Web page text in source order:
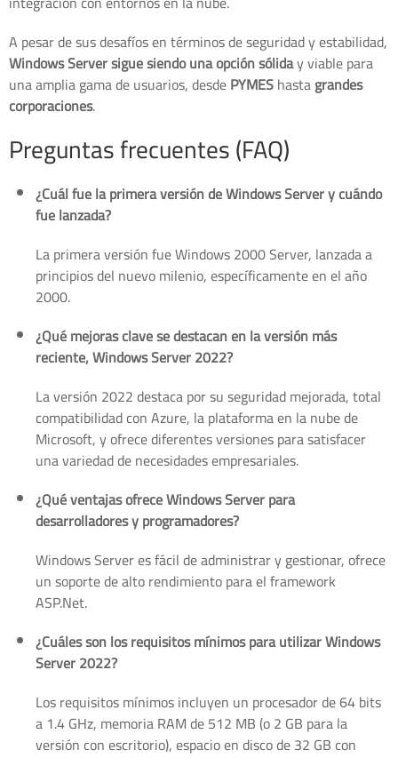
A pesar de sus desafíos en términos de seguridad y estabilidad,
Windows Server sigue siendo una opción sóliday viable para
una amplia gama de usuarios, desdePYMEShastagrandes
corporaciones.
Preguntas frecuentes (FAQ)
¿Cuál fue la primera versión de Windows Server y cuándo
fue lanzada?
La primera versión fue Windows 2000 Server, lanzada a
principios del nuevo milenio, específicamente en el año
2000.
¿Qué mejoras clave se destacan en la versión más
reciente, Windows Server 2022?
La versión 2022 destaca por su seguridad mejorada, total
compatibilidad con Azure, la plataforma en la nube de
Microsoft, y ofrece diferentes versiones para satisfacer
una variedad de necesidades empresariales.
¿Qué ventajas ofrece Windows Server para
desarrolladores y programadores?
Windows Server es fácil de administrar y gestionar, ofrece
un soporte de alto rendimiento para el framework
ASP.Net.
¿Cuáles son los requisitos mínimos para utilizar Windows
Server 2022?
Los requisitos mínimos incluyen un procesador de 64 bits
a 1.4 GHz, memoria RAM de 512 MB (o 2 GB para la
versión con escritorio), espacio en disco de 32 GB con